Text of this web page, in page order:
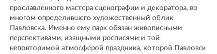
прославленного мастера сценографии и декоратора, во
многом определившего художественный облик
Павловска. Именно ему парк обязан живописными
перспективами, изящными росписями и той
неповторимой атмосферой праздника, которой Павловск